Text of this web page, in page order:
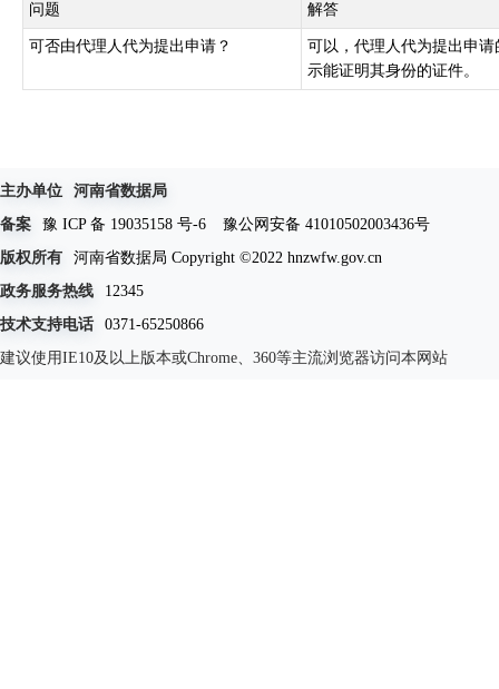
问题 解答
可否由代理人代为提出申请？
可以，代理人代为提出申
示能证明其身份的证件。
主办单位
河南省数据局
备案
豫 ICP 备 19035158 号-6
豫公网安备 41010502003436号
版权所有
河南省数据局 Copyright ©2022 hnzwfw.gov.cn
政务服务热线
12345
技术支持电话
0371-65250866
建议使用IE10及以上版本或Chrome、360等主流浏览器访问本网站